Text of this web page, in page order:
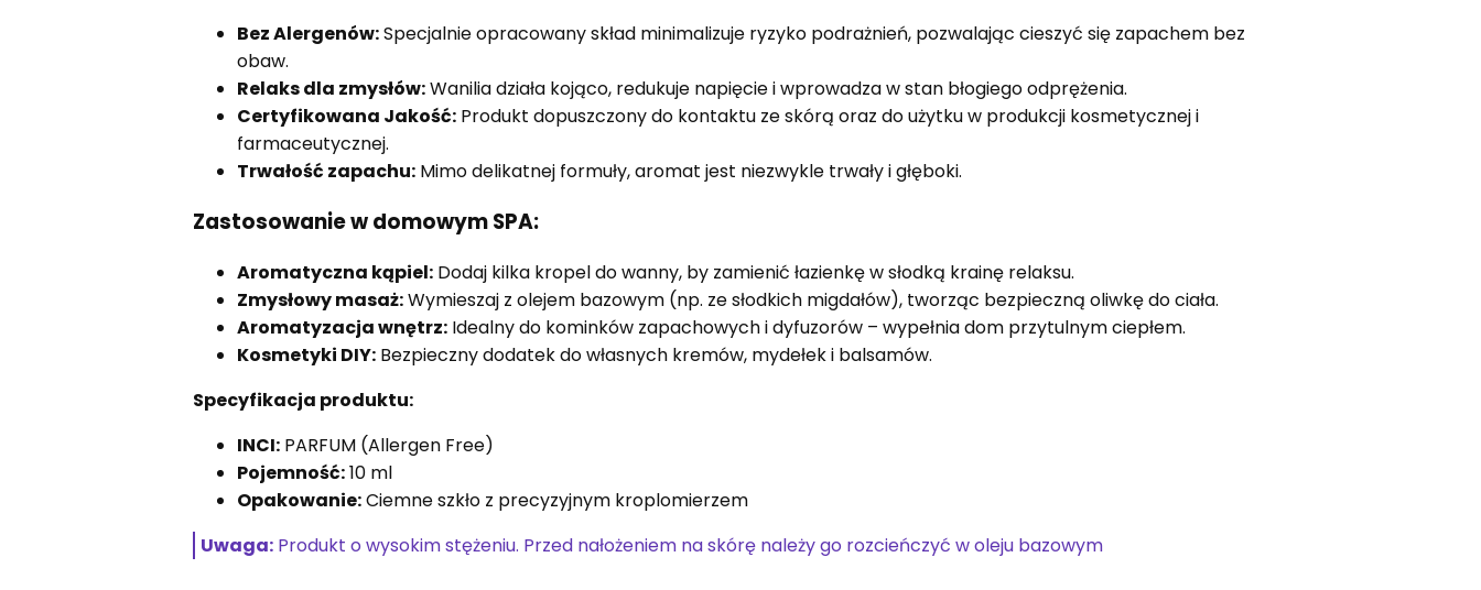
Bez Alergenów:Specjalnie opracowany skład minimalizuje ryzyko podrażnień, pozwalając cieszyć się zapachem bez
obaw.
Relaks dla zmysłów:Wanilia działa kojąco, redukuje napięcie i wprowadza w stan błogiego odprężenia.
Certyfikowana Jakość:Produkt dopuszczony do kontaktu ze skórą oraz do użytku w produkcji kosmetycznej i
farmaceutycznej.
Trwałość zapachu:Mimo delikatnej formuły, aromat jest niezwykle trwały i głęboki.
Zastosowanie w domowym SPA:
Aromatyczna kąpiel:Dodaj kilka kropel do wanny, by zamienić łazienkę w słodką krainę relaksu.
Zmysłowy masaż:Wymieszaj z olejem bazowym (np. ze słodkich migdałów), tworząc bezpieczną oliwkę do ciała.
Aromatyzacja wnętrz:Idealny do kominków zapachowych i dyfuzorów – wypełnia dom przytulnym ciepłem.
Kosmetyki DIY:Bezpieczny dodatek do własnych kremów, mydełek i balsamów.
Specyfikacja produktu:
INCI:PARFUM (Allergen Free)
Pojemność:10 ml
Opakowanie:Ciemne szkło z precyzyjnym kroplomierzem
Uwaga:Produkt o wysokim stężeniu. Przed nałożeniem na skórę należy go rozcieńczyć w oleju bazowym